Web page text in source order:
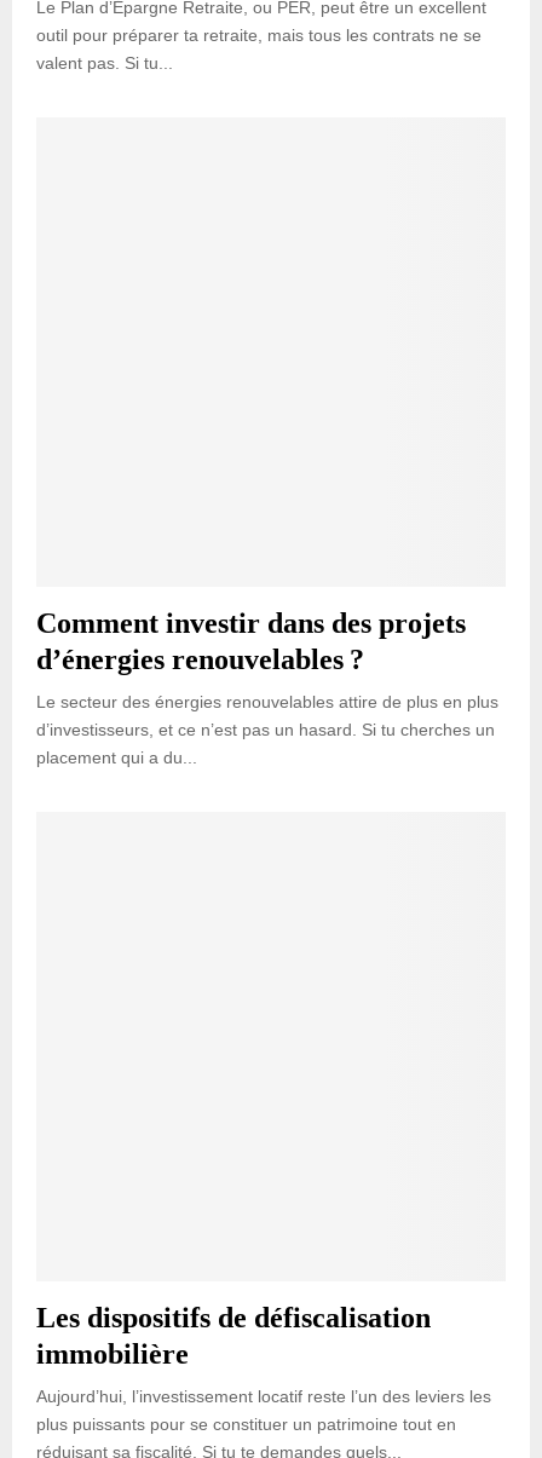
Le Plan d’Épargne Retraite, ou PER, peut être un excellent
outil pour préparer ta retraite, mais tous les contrats ne se
valent pas. Si tu...
Comment investir dans des projets
d’énergies renouvelables ?
Le secteur des énergies renouvelables attire de plus en plus
d’investisseurs, et ce n’est pas un hasard. Si tu cherches un
placement qui a du...
Les dispositifs de défiscalisation
immobilière
Aujourd’hui, l’investissement locatif reste l’un des leviers les
plus puissants pour se constituer un patrimoine tout en
réduisant sa fiscalité. Si tu te demandes quels...